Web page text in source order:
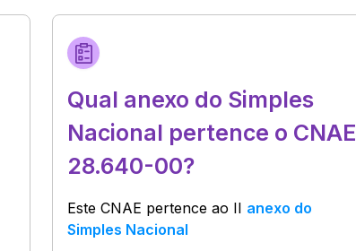
Qual anexo do Simples
Nacional pertence o CNAE
28.640-00?
Este CNAE pertence ao II anexo do
Simples Nacional